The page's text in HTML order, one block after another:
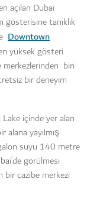
açılan Dubai
gösterisine tanıklık
Downtown
yüksek gösteri
merkezlerinden biri
bir deneyim
içinde yer alan
alana yayılmış
suyu 140 metre
görülmesi
bir cazibe merkezi